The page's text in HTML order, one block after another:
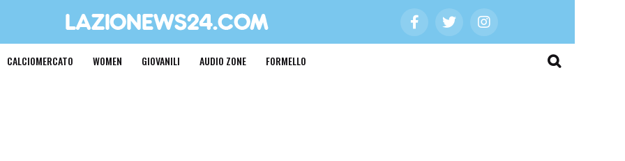
CALCIOMERCATO WOMEN GIOVANILI AUDIO ZONE FORMELLO